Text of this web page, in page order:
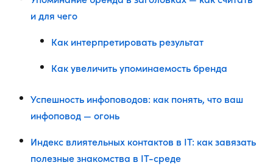
и для чего
Как интерпретировать результат
Как увеличить упоминаемость бренда
Успешность инфоповодов: как понять, что ваш
инфоповод — огонь
Индекс влиятельных контактов в IT: как завязать
полезные знакомства в IT-среде